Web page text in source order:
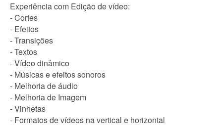
Experiência com Edição de vídeo:
- Cortes
- Efeitos
- Transições
- Textos
- Vídeo dinâmico
- Músicas e efeitos sonoros
- Melhoria de áudio
- Melhoria de Imagem
- Vinhetas
- Formatos de vídeos na vertical e horizontal